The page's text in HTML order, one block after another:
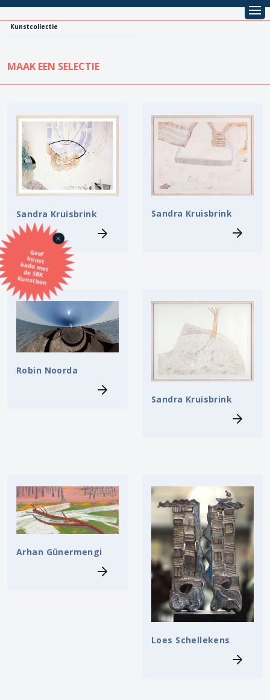
Kunstcollectie
Geef
kunst
kado met
de SBK
Kunstbon
MAAK EEN SELECTIE
KUNSTCOLLECTIE
Alle kunstwerken
Koopprijs
Vestiging
Stijl
Onderwerp
Techniek
Kunstenaar
Formaat
Orientatie
6451 items. Pagina: ⟨ 1 2 3 10 13
15 16 17 18 19 20 21 22 25 26 27 28 29 30 31
32 33 34 35 36 ⟩
Sandra Kruisbrink Sandra Kruisbrink
Robin Noorda
Sandra Kruisbrink
Arhan Günermengi
Loes Schellekens